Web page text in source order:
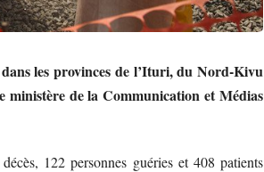
les provinces de l’Ituri, du Nord-Kivu
ministère de la Communication et Médias
122 personnes guéries et 408 patients